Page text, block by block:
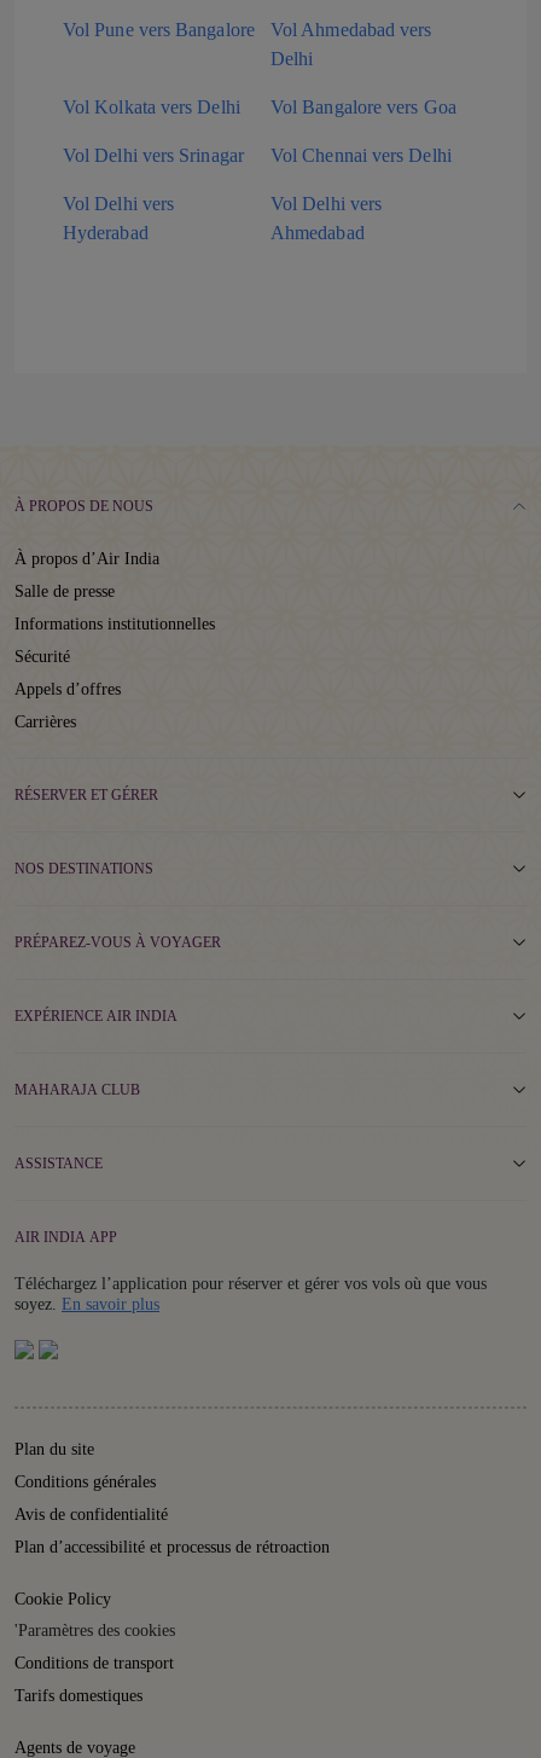
Vol Pune vers Bangalore
Vol Ahmedabad vers
Delhi
Vol Kolkata vers Delhi Vol Bangalore vers Goa
Vol Delhi vers Srinagar Vol Chennai vers Delhi
Vol Delhi vers
Hyderabad
Vol Delhi vers
Ahmedabad
À PROPOS DE NOUS
À propos d’Air India
Salle de presse
Informations institutionnelles
Sécurité
Appels d’offres
Carrières
RÉSERVER ET GÉRER
NOS DESTINATIONS
PRÉPAREZ-VOUS À VOYAGER
EXPÉRIENCE AIR INDIA
MAHARAJA CLUB
ASSISTANCE
AIR INDIA APP
Téléchargez l’application pour réserver et gérer vos vols où que vous
soyez. En savoir plusDetails
Plan du site
Conditions générales
Avis de confidentialité
Plan d’accessibilité et processus de rétroaction
Cookie Policy
'Paramètres des cookies
Conditions de transport
Tarifs domestiques
Agents de voyage